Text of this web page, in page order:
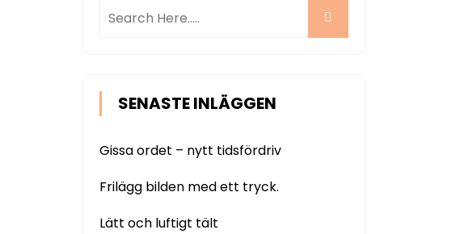
SENASTE INLÄGGEN
Gissa ordet – nytt tidsfördriv
Frilägg bilden med ett tryck.
Lätt och luftigt tält